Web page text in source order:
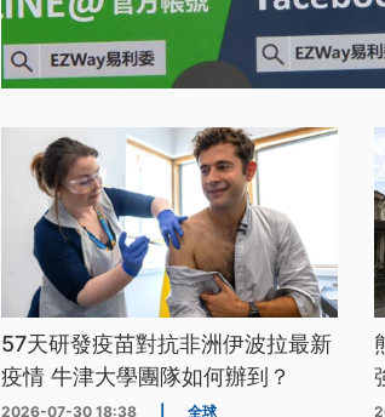
57天研發疫苗對抗非洲伊波拉最新
疫情 牛津大學團隊如何辦到？
2026-07-30 18:38 全球